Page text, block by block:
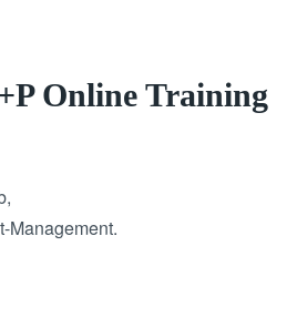
Online Training
Management.